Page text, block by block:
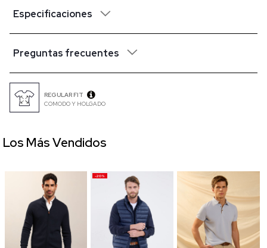
Especificaciones
Preguntas frecuentes
REGULAR FIT
COMODO Y HOLGADO
-20%
Los Más Vendidos